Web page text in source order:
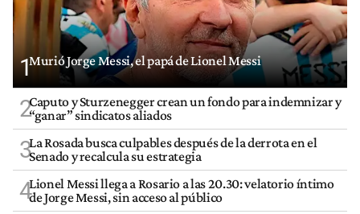
1Murió Jorge Messi, el papá de Lionel Messi
2Caputo y Sturzenegger crean un fondo para indemnizar y
“ganar” sindicatos aliados
3La Rosada busca culpables después de la derrota en el
Senado y recalcula su estrategia
4Lionel Messi llega a Rosario a las 20.30: velatorio íntimo
de Jorge Messi, sin acceso al público